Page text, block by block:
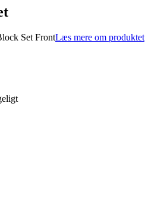
Set FrontLæs mere om produktet